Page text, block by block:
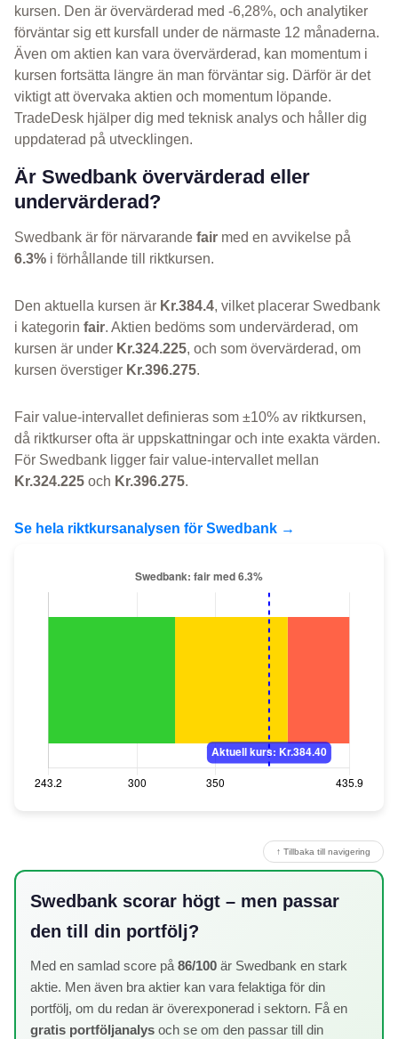
kursen. Den är övervärderad med -6,28%, och analytiker
förväntar sig ett kursfall under de närmaste 12 månaderna.
Även om aktien kan vara övervärderad, kan momentum i
kursen fortsätta längre än man förväntar sig. Därför är det
viktigt att övervaka aktien och momentum löpande.
TradeDesk hjälper dig med teknisk analys och håller dig
uppdaterad på utvecklingen.
Är Swedbank övervärderad eller
undervärderad?
Swedbank är för närvarande fair med en avvikelse på
6.3% i förhållande till riktkursen.
Den aktuella kursen är Kr.384.4, vilket placerar Swedbank
i kategorin fair. Aktien bedöms som undervärderad, om
kursen är under Kr.324.225, och som övervärderad, om
kursen överstiger Kr.396.275.
Fair value-intervallet definieras som ±10% av riktkursen,
då riktkurser ofta är uppskattningar och inte exakta värden.
För Swedbank ligger fair value-intervallet mellan
Kr.324.225 och Kr.396.275.
Se hela riktkursanalysen för Swedbank →
↑ Tillbaka till navigering
Swedbank scorar högt – men passar
den till din portfölj?
Med en samlad score på 86/100 är Swedbank en stark
aktie. Men även bra aktier kan vara felaktiga för din
portfölj, om du redan är överexponerad i sektorn. Få en
gratis portföljanalys och se om den passar till din